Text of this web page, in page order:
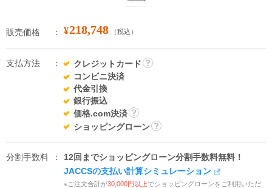
販売価格 ¥218,748 （税込）
支払方法
クレジットカード
コンビニ決済
代金引換
銀行振込
価格.com決済
詳
ショッピングローン
分割手数料
12回までショッピングローン分割手数料無料！
JACCSの支払い計算シミュレーション
※ご注文合計が30,000円以上でショッピングローンをご利用いただ